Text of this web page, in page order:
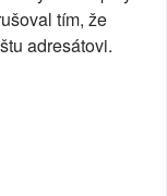
tím, že
adresátovi.